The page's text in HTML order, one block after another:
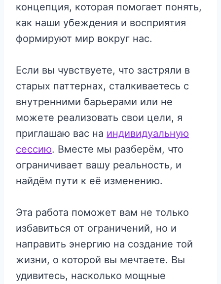
концепция, которая помогает понять,
как наши убеждения и восприятия
формируют мир вокруг нас.
Если вы чувствуете, что застряли в
старых паттернах, сталкиваетесь с
внутренними барьерами или не
можете реализовать свои цели, я
приглашаю вас на индивидуальную
сессию. Вместе мы разберём, что
ограничивает вашу реальность, и
найдём пути к её изменению.
Эта работа поможет вам не только
избавиться от ограничений, но и
направить энергию на создание той
жизни, о которой вы мечтаете. Вы
удивитесь, насколько мощные